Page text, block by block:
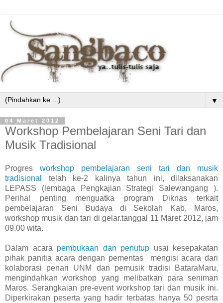
▼
04 Maret 2012
Workshop Pembelajaran Seni Tari dan
Musik Tradisional
Progres workshop pembelajaran seni tari dan musik
tradisional
telah ke-2 kalinya tahun ini, dilaksanakan
LEPASS (lembaga Pengkajian Strategi Salewangang ).
Perihal penting menguatka program Diknas terkait
pembelajaran Seni Budaya di Sekolah Kab, Maros,
workshop musik dan tari di gelar.tanggal 11 Maret 2012, jam
09.00 wita.
Dalam acara pembukaan dan penutup usai kesepakatan
pihak panitia acara dengan pementas mengisi acara dari
kolaborasi penari UNM dan pemusik tradisi BataraMaru,
mengindahkan workshop yang melibatkan para seniman
Maros. Serangkaian pre-event workshop tari dan musik ini.
Diperkirakan peserta yang hadir terbatas hanya 50 pesrta